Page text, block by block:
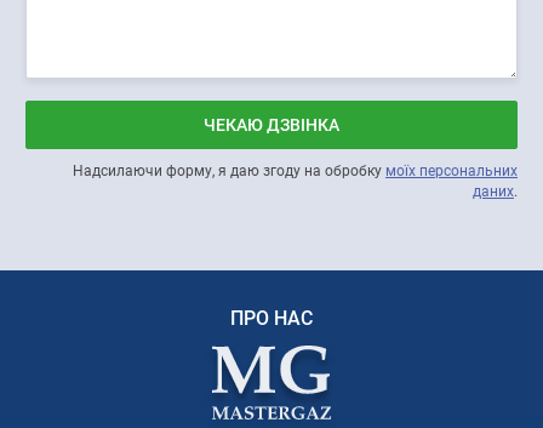
ЧЕКАЮ ДЗВІНКА
Надсилаючи форму, я даю згоду на обробку моїх персональних
даних.
ПРО НАС